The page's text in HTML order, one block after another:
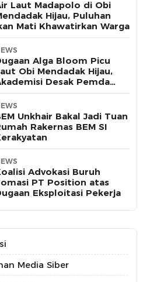
Laut Madapolo di Obi
Hijau, Puluhan
Mati Khawatirkan Warga
Alga Bloom Picu
Obi Mendadak Hijau,
Desak Pemda
Uji Sampel
Unkhair Bakal Jadi Tuan
Rakernas BEM SI
Advokasi Buruh
PT Position atas
Eksploitasi Pekerja
Media Siber